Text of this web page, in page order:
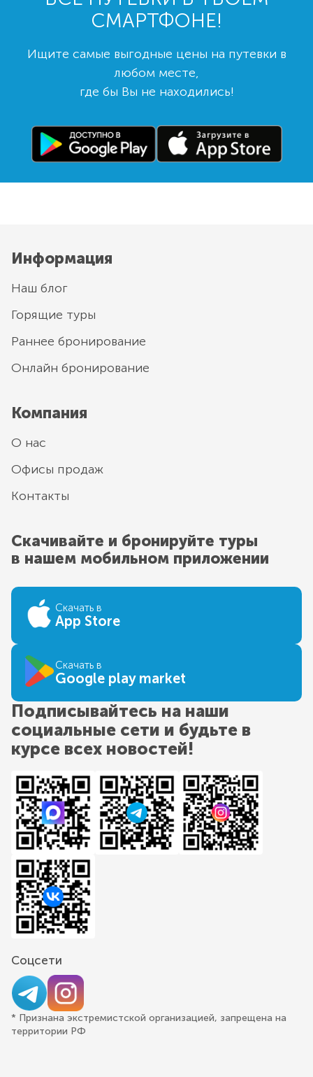
СМАРТФОНЕ!
Ищите самые выгодные цены на путевки в
любом месте,
где бы Вы не находились!
Информация
Наш блог
Горящие туры
Раннее бронирование
Онлайн бронирование
Компания
О нас
Офисы продаж
Контакты
Скачивайте и бронируйте туры
в нашем мобильном приложении
Скачать в
App Store
Скачать в
Google play market
Подписывайтесь на наши
социальные сети и будьте в
курсе всех новостей!
Соцсети
* Признана экстремистской организацией, запрещена на
территории РФ